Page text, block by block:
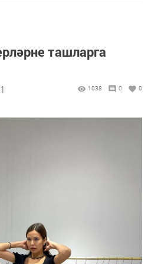
ташларга
1038 0 0